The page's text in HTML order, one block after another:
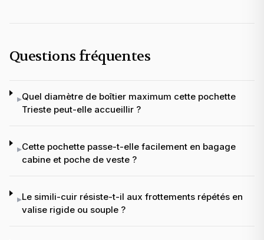
Questions fréquentes
▸Quel diamètre de boîtier maximum cette pochette
Trieste peut-elle accueillir ?
▸Cette pochette passe-t-elle facilement en bagage
cabine et poche de veste ?
▸Le simili-cuir résiste-t-il aux frottements répétés en
valise rigide ou souple ?